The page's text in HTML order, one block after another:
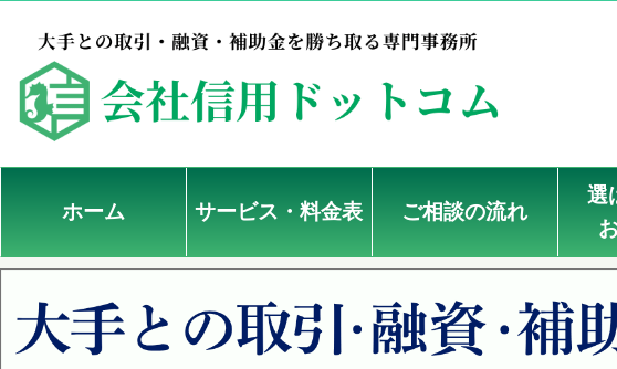
ホーム サービス・料金表 ご相談の流れ
選